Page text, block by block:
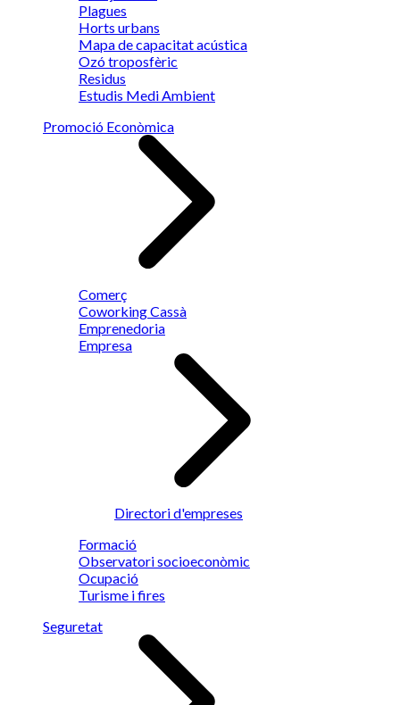
Plagues
Horts urbans
Mapa de capacitat acústica
Ozó troposfèric
Residus
Estudis Medi Ambient
Promoció Econòmica
Comerç
Coworking Cassà
Emprenedoria
Empresa
Directori d'empreses
Formació
Observatori socioeconòmic
Ocupació
Turisme i fires
Seguretat